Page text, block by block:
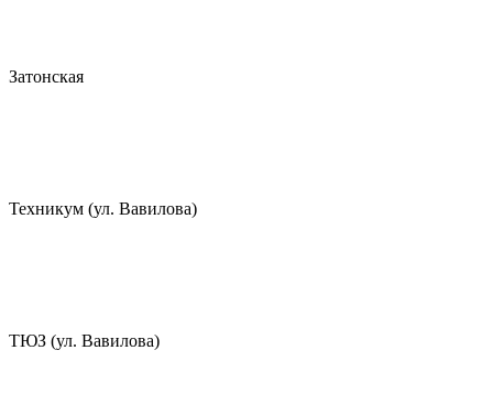
Затонская
Техникум (ул. Вавилова)
ТЮЗ (ул. Вавилова)